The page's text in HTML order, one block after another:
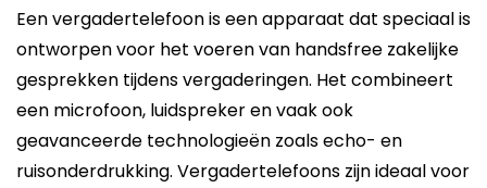
Een vergadertelefoon is een apparaat dat speciaal is
ontworpen voor het voeren van handsfree zakelijke
gesprekken tijdens vergaderingen. Het combineert
een microfoon, luidspreker en vaak ook
geavanceerde technologieën zoals echo- en
ruisonderdrukking. Vergadertelefoons zijn ideaal voor